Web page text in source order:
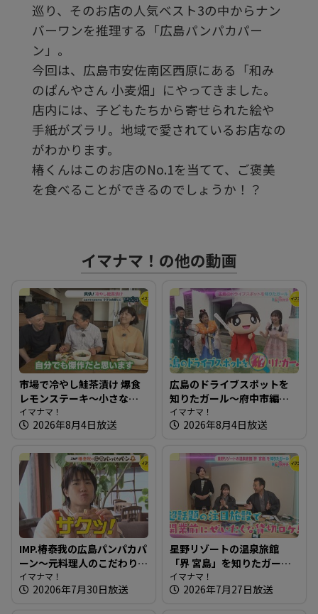
を
再
生
す
巡り、そのお店の人気ベスト3の中からナン
バーワンを推理する「広島パンパカパー
ン」。
今回は、広島市安佐南区西原にある「和み
のぱんやさん 小麦畑」にやってきました。
店内には、子どもたちから寄せられた絵や
手紙がズラリ。地域で愛されているお店なの
がわかります。
椿くんはこのお店のNo.1を当てて、ご褒美
を食べることができるのでしょうか！？
イマナマ！の他の動画
市場で冷やし鮭茶漬け 爆食
レモンステーキ～小さな食
堂ヒロ【たまにはそとラン
チ】
イマナマ！
2026年8月4日放送
広島のドライブスポットを
知りたガール～府中市編
【街ネタ！知りたガール】
イマナマ！
2026年8月4日放送
IMP.椿泰我の広島パンパカパ
ーン～元料理人のこだわり
満載！食感が楽しいパン屋
さん
イマナマ！
20206年7月30日放送
星野リゾートの温泉旅館
「界 宮島」を知りたガール
【街ネタ！知りたガール】
イマナマ！
2026年7月27日放送